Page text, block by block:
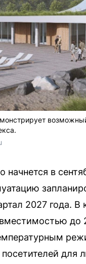
начнется в
2027 года. В
до
для